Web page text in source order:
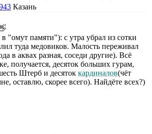
Казань
"омут памяти"): с утра убрал из сотки
туда медовиков. Малость переживал
в аквах разная, соседи другие). Всё
получается, десяток больших гурам,
Штерб и десяток кардиналов(чёт
оставлю, скорее всего). Найдёте всех?)